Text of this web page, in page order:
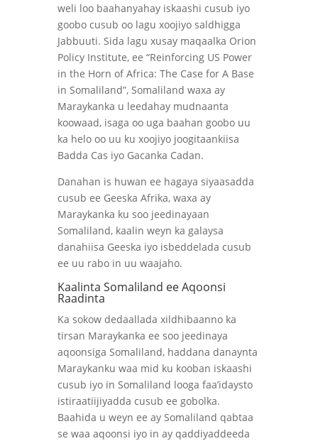
weli loo baahanyahay iskaashi cusub iyo
goobo cusub oo lagu xoojiyo saldhigga
Jabbuuti. Sida lagu xusay maqaalka Orion
Policy Institute, ee “Reinforcing US Power
in the Horn of Africa: The Case for A Base
in Somaliland”, Somaliland waxa ay
Maraykanka u leedahay mudnaanta
koowaad, isaga oo uga baahan goobo uu
ka helo oo uu ku xoojiyo joogitaankiisa
Badda Cas iyo Gacanka Cadan.
Danahan is huwan ee hagaya siyaasadda
cusub ee Geeska Afrika, waxa ay
Maraykanka ku soo jeedinayaan
Somaliland, kaalin weyn ka galaysa
danahiisa Geeska iyo isbeddelada cusub
ee uu rabo in uu waajaho.
Kaalinta Somaliland ee Aqoonsi
Raadinta
Ka sokow dedaallada xildhibaanno ka
tirsan Maraykanka ee soo jeedinaya
aqoonsiga Somaliland, haddana danaynta
Maraykanku waa mid ku kooban iskaashi
cusub iyo in Somaliland looga faa’idaysto
istiraatiijiyadda cusub ee gobolka.
Baahida u weyn ee ay Somaliland qabtaa
se waa aqoonsi iyo in ay qaddiyaddeeda